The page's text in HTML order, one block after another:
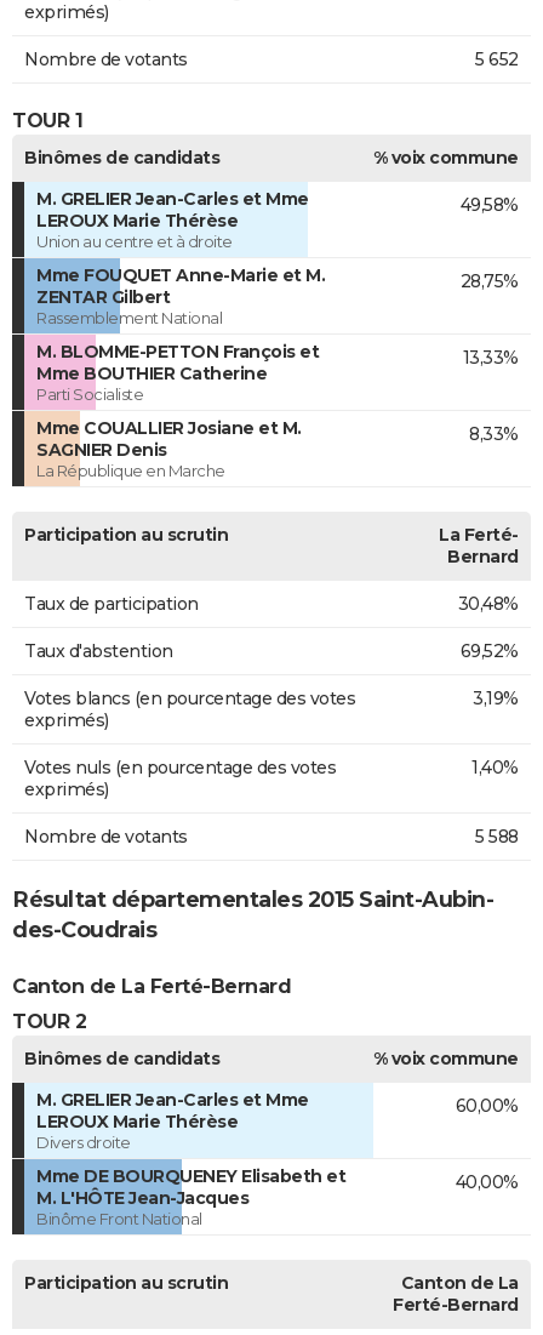
exprimés)
Nombre de votants 5 652
TOUR 1
Binômes de candidats
% voix commune
M. GRELIER Jean-Carles et Mme
LEROUX Marie Thérèse
Union au centre et à droite
49,58%
Mme FOUQUET Anne-Marie et M.
ZENTAR Gilbert
Rassemblement National
28,75%
M. BLOMME-PETTON François et
Mme BOUTHIER Catherine
Parti Socialiste
13,33%
Mme COUALLIER Josiane et M.
SAGNIER Denis
La République en Marche
8,33%
Participation au scrutin
La Ferté-
Bernard
Taux de participation 30,48%
Taux d'abstention 69,52%
Votes blancs (en pourcentage des votes
exprimés)
3,19%
Votes nuls (en pourcentage des votes
exprimés)
1,40%
Nombre de votants 5 588
Résultat départementales 2015 Saint-Aubin-
des-Coudrais
Canton de La Ferté-Bernard
TOUR 2
Binômes de candidats
% voix commune
M. GRELIER Jean-Carles et Mme
LEROUX Marie Thérèse
Divers droite
60,00%
Mme DE BOURQUENEY Elisabeth et
M. L'HÔTE Jean-Jacques
Binôme Front National
40,00%
Participation au scrutin
Canton de La
Ferté-Bernard